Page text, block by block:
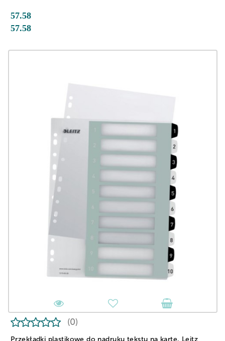
57.58
57.58
Przekładki plastikowe do nadruku tekstu na kartę, Leitz
(0)